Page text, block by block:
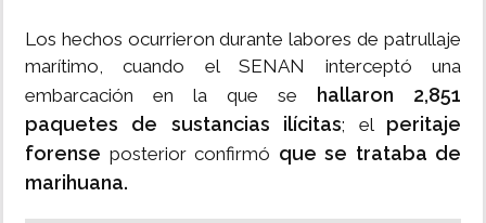
Los hechos ocurrieron durante labores de patrullaje
marítimo, cuando el SENAN interceptó una
embarcación en la que se
hallaron 2,851
paquetes de sustancias ilícitas; el peritaje
forense posterior confirmó que se trataba de
marihuana.